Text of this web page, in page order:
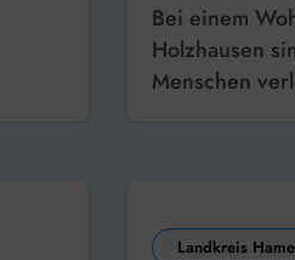
Bei einem Wohnungsbrand in Bad Pyrmont-
Holzhausen
Menschen
Landkreis